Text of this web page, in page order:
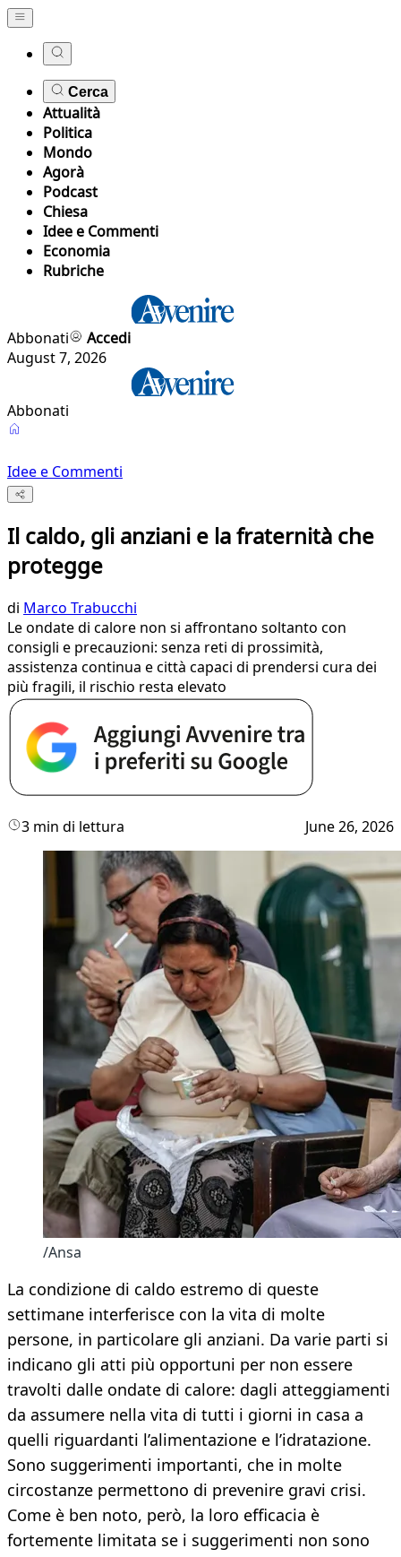
Cerca
Attualità
Politica
Mondo
Agorà
Podcast
Chiesa
Idee e Commenti
Economia
Rubriche
Abbonati
Accedi
August 7, 2026
Abbonati
Idee e Commenti
Il caldo, gli anziani e la fraternità che
protegge
di Marco Trabucchi
Le ondate di calore non si affrontano soltanto con
consigli e precauzioni: senza reti di prossimità,
assistenza continua e città capaci di prendersi cura dei
più fragili, il rischio resta elevato
3 min di lettura June 26, 2026
/Ansa
La condizione di caldo estremo di queste
settimane interferisce con la vita di molte
persone, in particolare gli anziani. Da varie parti si
indicano gli atti più opportuni per non essere
travolti dalle ondate di calore: dagli atteggiamenti
da assumere nella vita di tutti i giorni in casa a
quelli riguardanti l’alimentazione e l’idratazione.
Sono suggerimenti importanti, che in molte
circostanze permettono di prevenire gravi crisi.
Come è ben noto, però, la loro efficacia è
fortemente limitata se i suggerimenti non sono